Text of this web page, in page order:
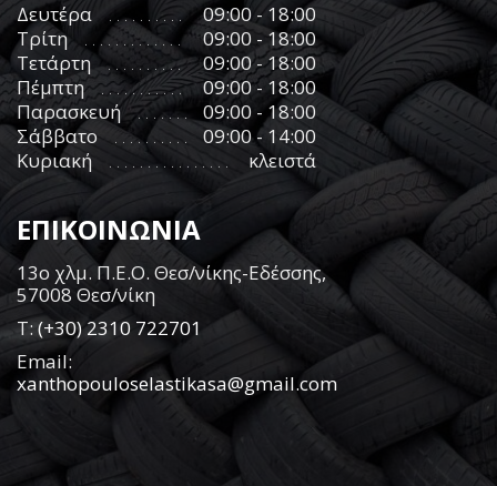
Δευτέρα
09:00 - 18:00
Τρίτη
09:00 - 18:00
Τετάρτη
09:00 - 18:00
Πέμπτη
09:00 - 18:00
Παρασκευή
09:00 - 18:00
Σάββατο
09:00 - 14:00
Κυριακή
κλειστά
ΕΠΙΚΟΙΝΩΝΙΑ
13ο χλμ. Π.Ε.Ο. Θεσ/νίκης-Εδέσσης,
57008 Θεσ/νίκη
Τ:(+30) 2310 722701
Email:
xanthopouloselastikasa@gmail.com